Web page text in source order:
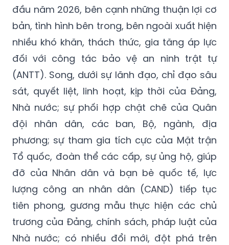
đầu năm 2026, bên cạnh những thuận lợi cơ
bản, tình hình bên trong, bên ngoài xuất hiện
nhiều khó khăn, thách thức, gia tăng áp lực
đối với công tác bảo vệ an ninh trật tự
(ANTT). Song, dưới sự lãnh đạo, chỉ đạo sâu
sát, quyết liệt, linh hoạt, kịp thời của Đảng,
Nhà nước; sự phối hợp chặt chẽ của Quân
đội nhân dân, các ban, Bộ, ngành, địa
phương; sự tham gia tích cực của Mặt trận
Tổ quốc, đoàn thể các cấp, sự ủng hộ, giúp
đỡ của Nhân dân và bạn bè quốc tế, lực
lượng công an nhân dân (CAND) tiếp tục
tiên phong, gương mẫu thực hiện các chủ
trương của Đảng, chính sách, pháp luật của
Nhà nước; có nhiều đổi mới, đột phá trên